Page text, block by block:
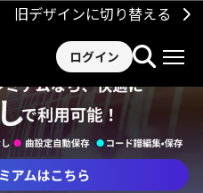
旧デザインに切り替える
ログイン